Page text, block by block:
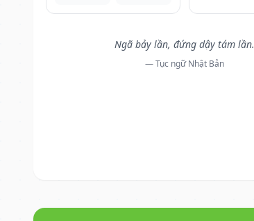
Ngã bảy lần, đứng dậy tám lần.
— Tục ngữ Nhật Bản